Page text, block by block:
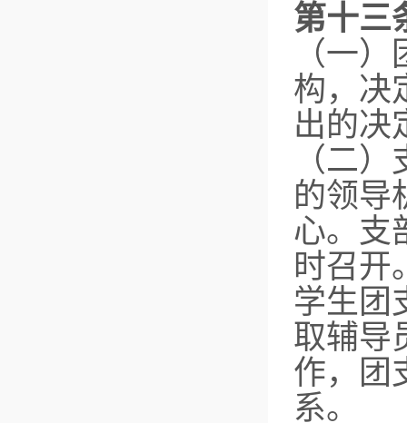
第十三
（一
构，决
出的决
（二
的领导
心。支
时召开
学生团
取辅导
作，团
系。